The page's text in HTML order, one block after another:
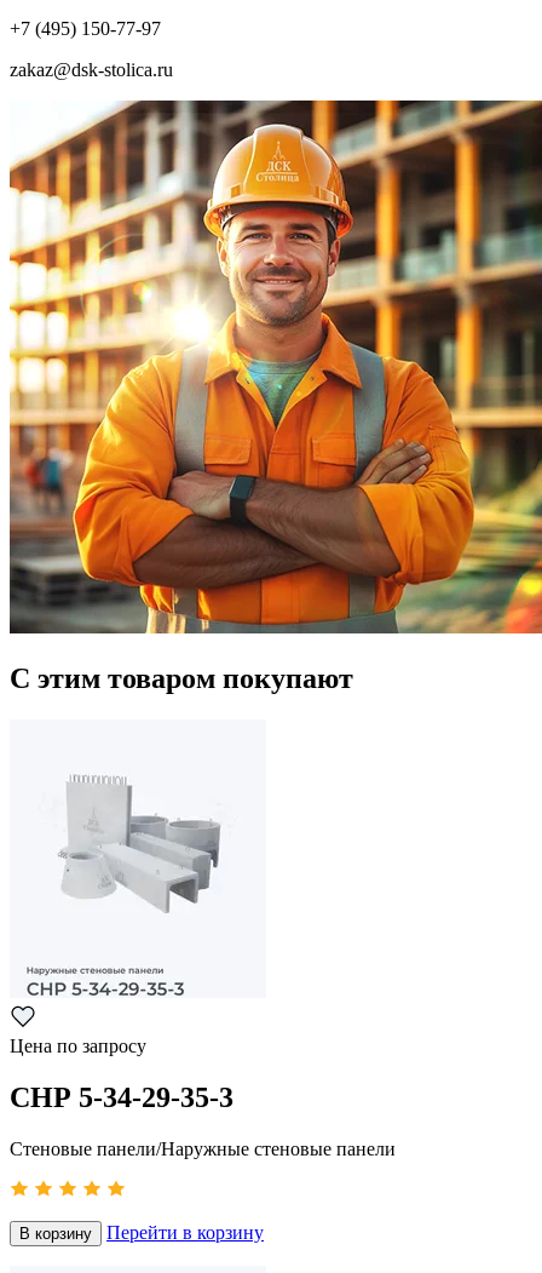
+7 (495) 150-77-97
zakaz@dsk-stolica.ru
С этим товаром покупают
Цена по запросу
СНР 5-34-29-35-3
Стеновые панели/Наружные стеновые панели
В корзину Перейти в корзину